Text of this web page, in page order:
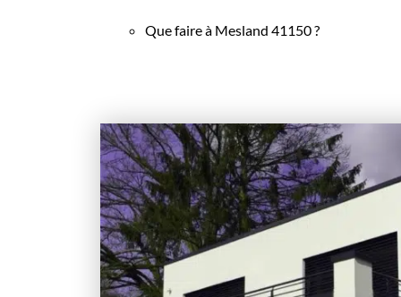
Que faire à Mesland 41150 ?